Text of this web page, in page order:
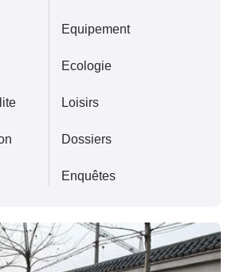
Equipement
Ecologie
Loisirs
Dossiers
Enquêtes